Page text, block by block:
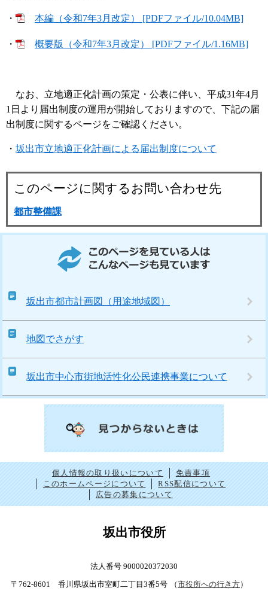
・ 本編（令和7年3月改定） [PDFファイル/10.04MB]
・ 概要版（令和7年3月改定） [PDFファイル/1.16MB]
なお、立地適正化計画の策定・公表に伴い、平成31年4月
1日より届出制度の運用が開始しておりますので、下記の届
出制度に関するページをご確認ください。
・ 坂出市立地適正化計画による届出制度について
このページに関するお問い合わせ先
都市整備課
坂出市都市計画図（用途地域図）
地図でさがす
坂出市中心市街地活性化公民連携事業について
個人情報の取り扱いについて
免責事項
このホームページについて
RSS配信について
広告の募集について
坂出市役所
法人番号 9000020372030
〒762-8601 香川県坂出市室町二丁目3番5号
（市役所への行き方）